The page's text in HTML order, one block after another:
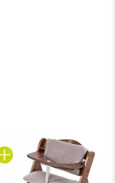
Set (Set, 4 St), Holz
& Sitzauflage